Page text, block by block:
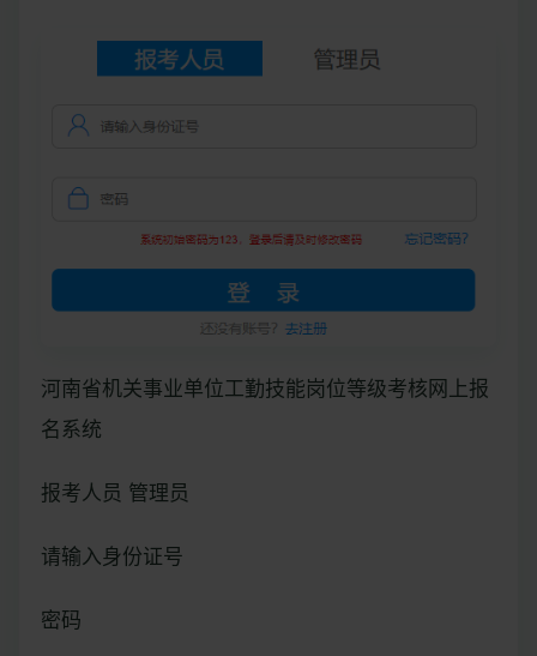
河南省机关事业单位工勤技能岗位等级考核网上报
名系统
报考人员 管理员
请输入身份证号
密码